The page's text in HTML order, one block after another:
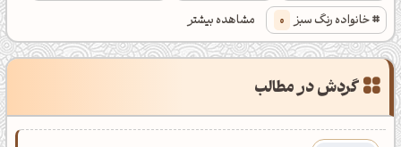
خانواده رنگ سبز 0
مشاهده بیشتر
انواع رنگ سبز کله 0 کد رنگ سبز کله 0
روانشناسی رنگ سبز کله
گردش در مطالب